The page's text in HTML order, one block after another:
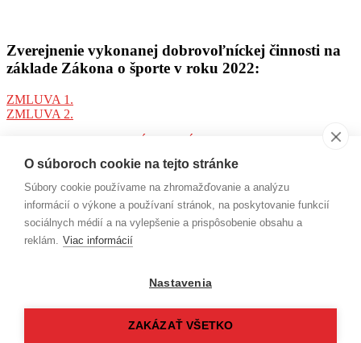
Zverejnenie vykonanej dobrovoľníckej činnosti na
základe Zákona o športe v roku 2022:
ZMLUVA 1.
ZMLUVA 2.
ADRESA
KONTAKT
O súboroch cookie na tejto stránke
Súbory cookie používame na zhromažďovanie a analýzu
informácií o výkone a používaní stránok, na poskytovanie funkcií
sociálnych médií a na vylepšenie a prispôsobenie obsahu a
reklám. Viac informácií
Nastavenia
ZAKÁZAŤ VŠETKO